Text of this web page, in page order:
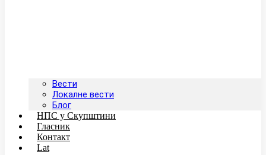
Вести
Локалне вести
Блог
НПС у Скупштини
Гласник
Контакт
Lat